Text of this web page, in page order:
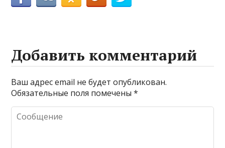
Добавить комментарий
Ваш адрес email не будет опубликован.
Обязательные поля помечены*